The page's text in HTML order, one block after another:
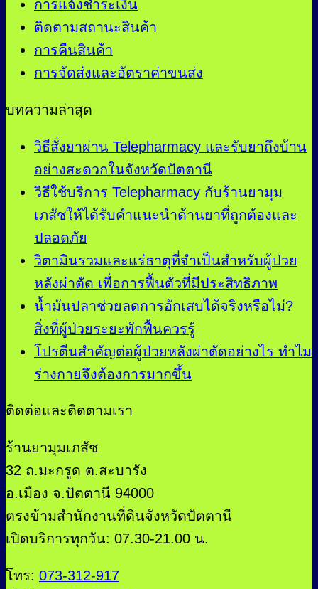
การแจ้งชำระเงิน
ติดตามสถานะสินค้า
การคืนสินค้า
การจัดส่งและอัตราค่าขนส่ง
บทความล่าสุด
วิธีสั่งยาผ่าน Telepharmacy และรับยาถึงบ้าน
อย่างสะดวกในจังหวัดปัตตานี
วิธีใช้บริการ Telepharmacy กับร้านยามุม
เภสัชให้ได้รับคำแนะนำด้านยาที่ถูกต้องและ
ปลอดภัย
วิตามินรวมและแร่ธาตุที่จำเป็นสำหรับผู้ป่วย
หลังผ่าตัด เพื่อการฟื้นตัวที่มีประสิทธิภาพ
น้ำมันปลาช่วยลดการอักเสบได้จริงหรือไม่?
สิ่งที่ผู้ป่วยระยะพักฟื้นควรรู้
โปรตีนสำคัญต่อผู้ป่วยหลังผ่าตัดอย่างไร ทำไม
ร่างกายจึงต้องการมากขึ้น
ติดต่อและติดตามเรา
ร้านยามุมเภสัช
32 ถ.มะกรูด ต.สะบารัง
อ.เมือง จ.ปัตตานี 94000
ตรงข้ามสำนักงานที่ดินจังหวัดปัตตานี
เปิดบริการทุกวัน: 07.30-21.00 น.
โทร: 073-312-917